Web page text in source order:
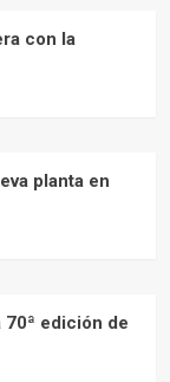
con la
planta en
70ª edición de